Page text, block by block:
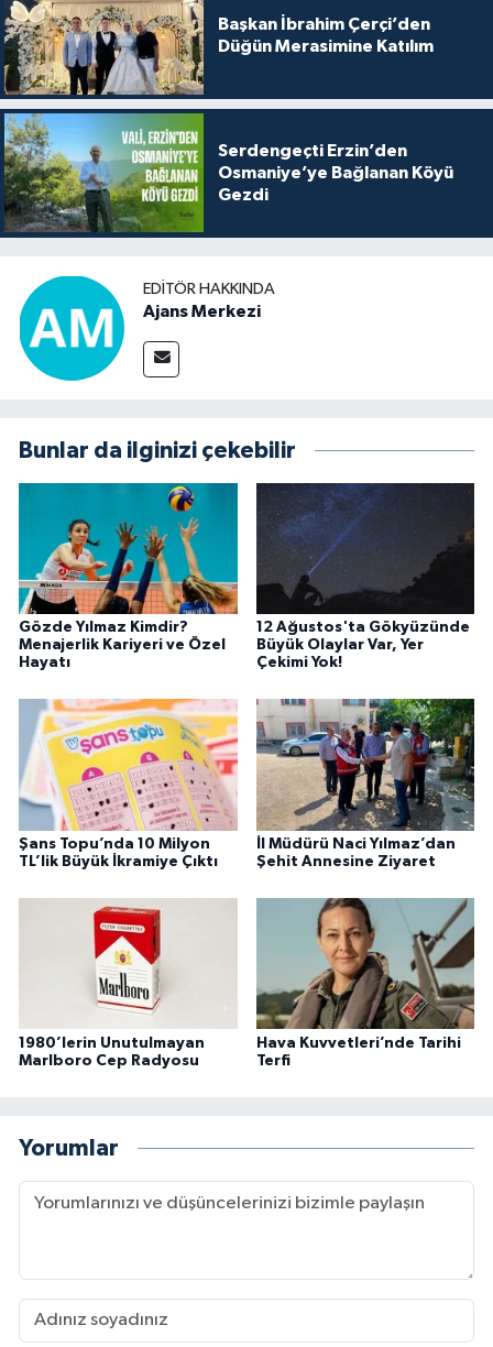
Başkan İbrahim Çerçi’den
Düğün Merasimine Katılım
Serdengeçti Erzin’den
Osmaniye’ye Bağlanan Köyü
Gezdi
EDITÖR HAKKINDA
Ajans Merkezi
Bunlar da ilginizi çekebilir
Gözde Yılmaz Kimdir?
Menajerlik Kariyeri ve Özel
Hayatı
12 Ağustos'ta Gökyüzünde
Büyük Olaylar Var, Yer
Çekimi Yok!
Şans Topu’nda 10 Milyon
TL’lik Büyük İkramiye Çıktı
İl Müdürü Naci Yılmaz’dan
Şehit Annesine Ziyaret
1980’lerin Unutulmayan
Marlboro Cep Radyosu
Hava Kuvvetleri’nde Tarihi
Terfi
Yorumlar